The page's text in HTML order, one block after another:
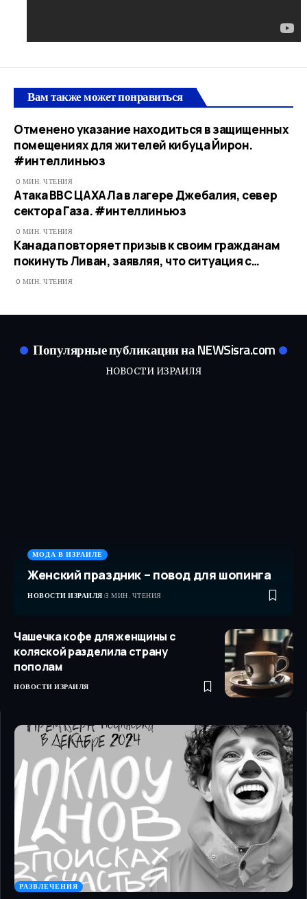
Вам также может понравиться
Отменено указание находиться в защищенных
помещениях для жителей кибуца Йирон.
#интеллиньюз
0 МИН. ЧТЕНИЯ
Атака ВВС ЦАХАЛа в лагере Джебалия, север
сектора Газа. #интеллиньюз
0 МИН. ЧТЕНИЯ
Канада повторяет призыв к своим гражданам
покинуть Ливан, заявляя, что ситуация с…​
0 МИН. ЧТЕНИЯ
Популярные публикации на NEWSisra.com
НОВОСТИ ИЗРАИЛЯ
МОДА В ИЗРАИЛЕ
Женский праздник – повод для шопинга
НОВОСТИ ИЗРАИЛЯ 3 МИН. ЧТЕНИЯ
Чашечка кофе для женщины с
коляской разделила страну
пополам
НОВОСТИ ИЗРАИЛЯ
РАЗВЛЕЧЕНИЯ